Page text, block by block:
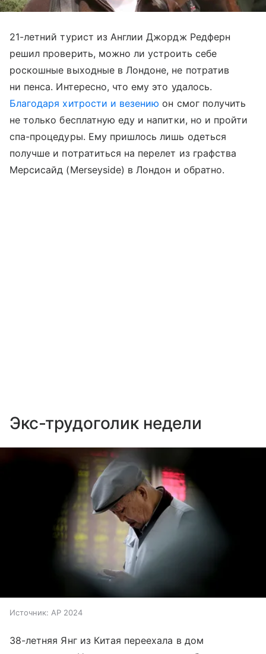
21-летний турист из Англии Джордж Редферн
решил проверить, можно ли устроить себе
роскошные выходные в Лондоне, не потратив
ни пенса. Интересно, что ему это удалось.
Благодаря хитрости и везению он смог получить
не только бесплатную еду и напитки, но и пройти
спа-процедуры. Ему пришлось лишь одеться
получше и потратиться на перелет из графства
Мерсисайд (Merseyside) в Лондон и обратно.
Экс-трудоголик недели
Источник: AP 2024
38-летняя Янг из Китая переехала в дом